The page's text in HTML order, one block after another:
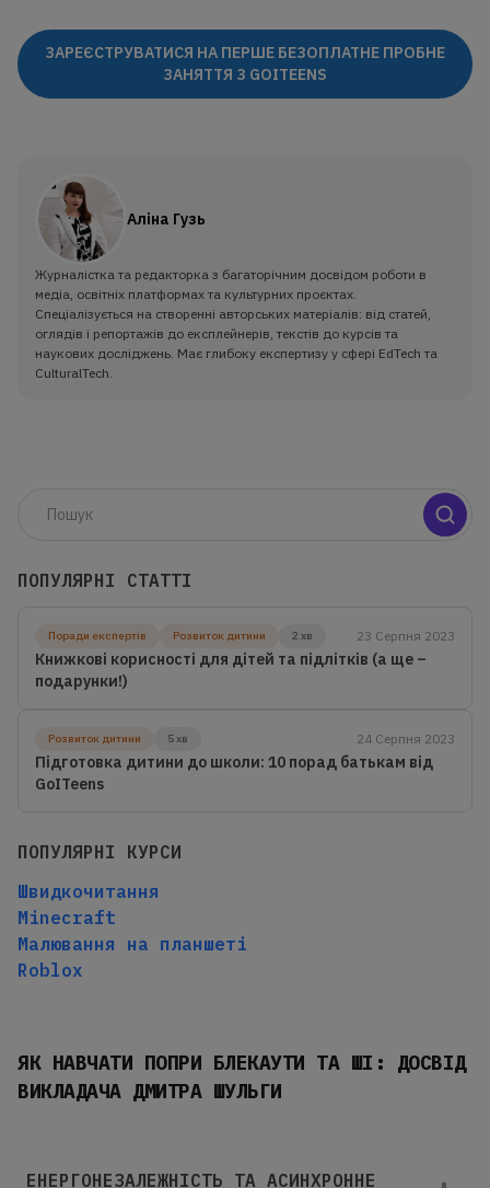
ЗАРЕЄСТРУВАТИСЯ НА ПЕРШЕ БЕЗОПЛАТНЕ ПРОБНЕ
ЗАНЯТТЯ З GOITEENS
Аліна Гузь
Журналістка та редакторка з багаторічним досвідом роботи в
медіа, освітніх платформах та культурних проєктах.
Спеціалізується на створенні авторських матеріалів: від статей,
оглядів і репортажів до експлейнерів, текстів до курсів та
наукових досліджень. Має глибоку експертизу у сфері EdTech та
CulturalTech.
ПОПУЛЯРНІ СТАТТІ
Поради експертів Розвиток дитини 2 хв 23 Серпня 2023
Книжкові корисності для дітей та підлітків (а ще –
подарунки!)
Розвиток дитини 5 хв 24 Серпня 2023
Підготовка дитини до школи: 10 порад батькам від
GoITeens
ПОПУЛЯРНІ КУРСИ
Швидкочитання
Minecraft
Малювання на планшеті
Roblox
ЯК НАВЧАТИ ПОПРИ БЛЕКАУТИ ТА ШІ: ДОСВІД
ВИКЛАДАЧА ДМИТРА ШУЛЬГИ
ЕНЕРГОНЕЗАЛЕЖНІСТЬ ТА АСИНХРОННЕ